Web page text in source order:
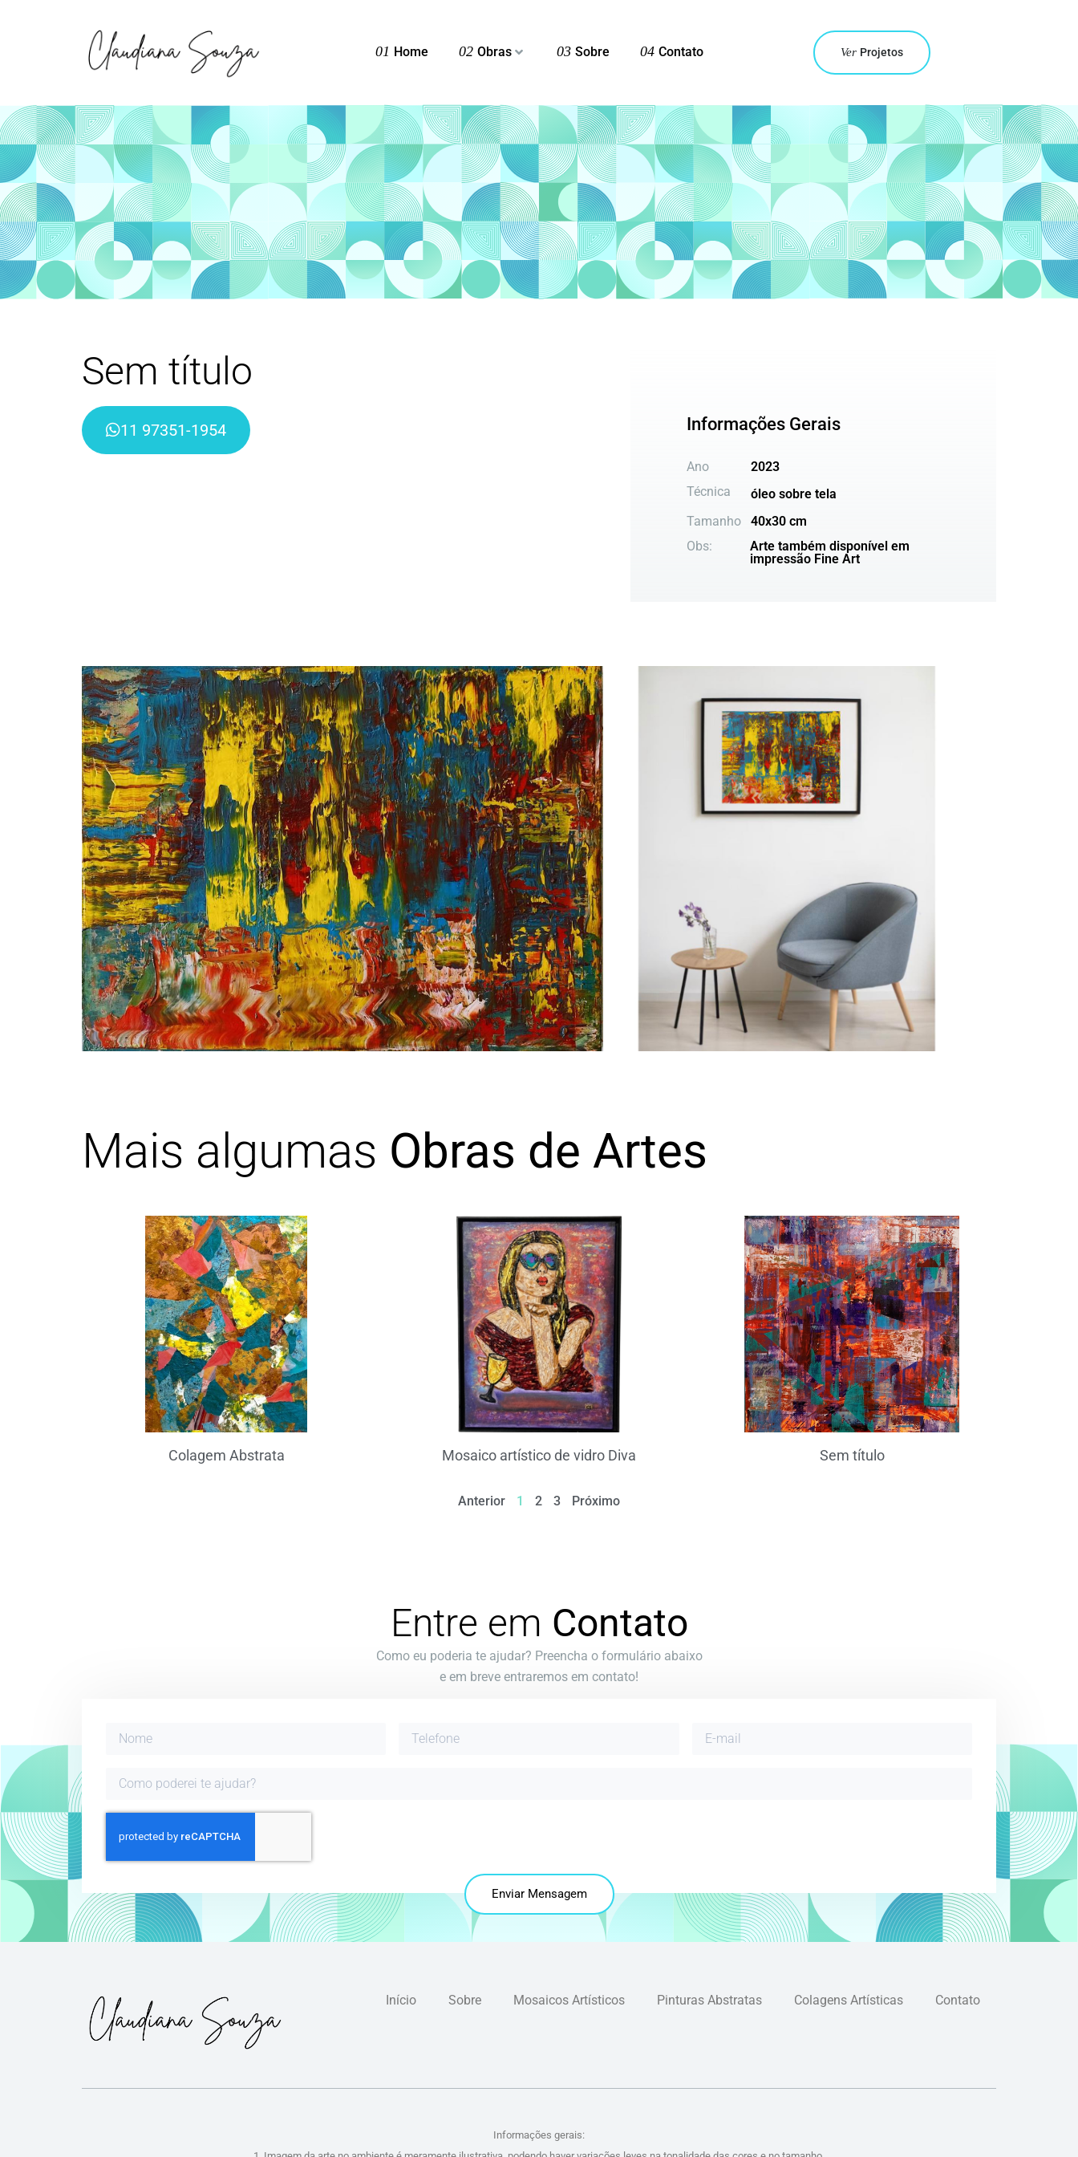
01 Home 02 Obras 03 Sobre 04 Contato Ver Projetos
Sem título
11 97351-1954 Informações Gerais
Ano
2023
Técnica
óleo sobre tela
Tamanho
40x30 cm
Obs:
Arte também disponível em
impressão Fine Art
Mais algumas Obras de Artes
Colagem Abstrata Mosaico artístico de vidro Diva Sem título
Anterior 1 2 3 Próximo
Entre em Contato
Como eu poderia te ajudar? Preencha o formulário abaixo
e em breve entraremos em contato!
Enviar Mensagem
Início Sobre Mosaicos Artísticos Pinturas Abstratas Colagens Artísticas Contato
Informações gerais: